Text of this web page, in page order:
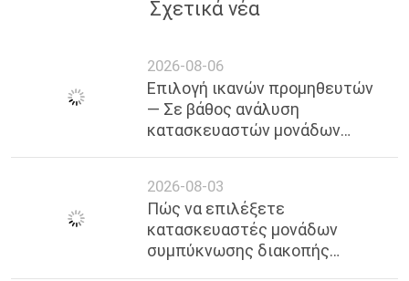
Σχετικά νέα
2026-08-06
Επιλογή ικανών προμηθευτών
— Σε βάθος ανάλυση
κατασκευαστών μονάδων
2026-08-03
Πώς να επιλέξετε
κατασκευαστές μονάδων
συμπύκνωσης διακοπής